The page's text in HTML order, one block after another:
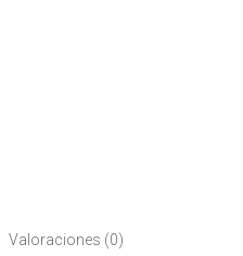
Valoraciones (0)